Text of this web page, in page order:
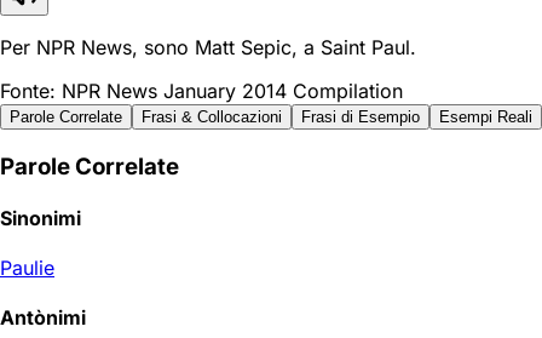
Per NPR News, sono Matt Sepic, a Saint Paul.
Fonte: NPR News January 2014 Compilation
Parole Correlate Frasi & Collocazioni Frasi di Esempio Esempi Reali
Parole Correlate
Sinonimi
Paulie
Antònimi